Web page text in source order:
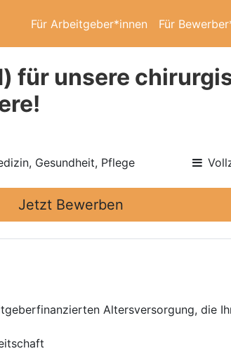
Für Arbeitgeber*innen Für
für unsere
Gesundheit, Pflege
Jetzt Bewerben
Altersversorgung, die